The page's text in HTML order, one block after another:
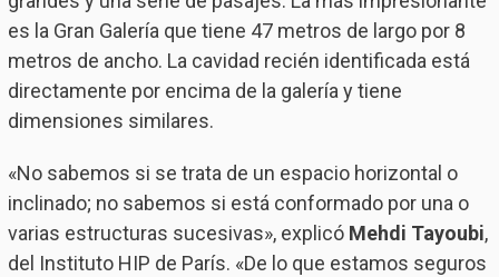
es la Gran Galería que tiene 47 metros de largo por 8
metros de ancho. La cavidad recién identificada está
directamente por encima de la galería y tiene
dimensiones similares.
«No sabemos si se trata de un espacio horizontal o
inclinado; no sabemos si está conformado por una o
varias estructuras sucesivas», explicó Mehdi Tayoubi,
del Instituto HIP de París. «De lo que estamos seguros